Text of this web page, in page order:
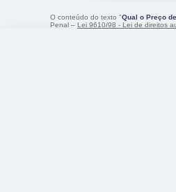
O conteúdo do texto "Qual o Preço
Penal – Lei 9610/98 - Lei de direitos